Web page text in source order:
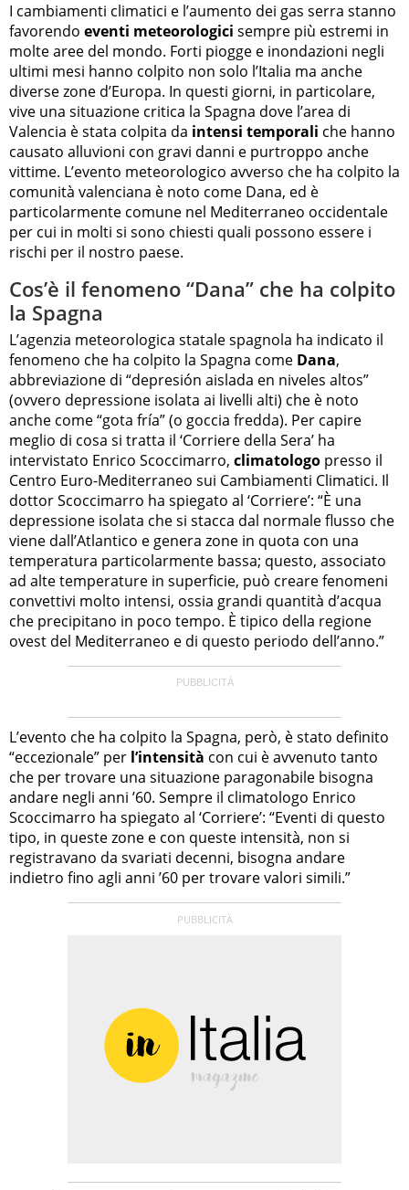
I cambiamenti climatici e l’aumento dei gas serra stanno
favorendo eventi meteorologici sempre più estremi in
molte aree del mondo. Forti piogge e inondazioni negli
ultimi mesi hanno colpito non solo l’Italia ma anche
diverse zone d’Europa. In questi giorni, in particolare,
vive una situazione critica la Spagna dove l’area di
Valencia è stata colpita da intensi temporali che hanno
causato alluvioni con gravi danni e purtroppo anche
vittime. L’evento meteorologico avverso che ha colpito la
comunità valenciana è noto come Dana, ed è
particolarmente comune nel Mediterraneo occidentale
per cui in molti si sono chiesti quali possono essere i
rischi per il nostro paese.
Cos’è il fenomeno “Dana” che ha colpito
la Spagna
L’agenzia meteorologica statale spagnola ha indicato il
fenomeno che ha colpito la Spagna come Dana,
abbreviazione di “depresión aislada en niveles altos”
(ovvero depressione isolata ai livelli alti) che è noto
anche come “gota fría” (o goccia fredda). Per capire
meglio di cosa si tratta il ‘Corriere della Sera’ ha
intervistato Enrico Scoccimarro, climatologo presso il
Centro Euro-Mediterraneo sui Cambiamenti Climatici. Il
dottor Scoccimarro ha spiegato al ‘Corriere’: “È una
depressione isolata che si stacca dal normale flusso che
viene dall’Atlantico e genera zone in quota con una
temperatura particolarmente bassa; questo, associato
ad alte temperature in superficie, può creare fenomeni
convettivi molto intensi, ossia grandi quantità d’acqua
che precipitano in poco tempo. È tipico della regione
ovest del Mediterraneo e di questo periodo dell’anno.”
L’evento che ha colpito la Spagna, però, è stato definito
“eccezionale” per l’intensità con cui è avvenuto tanto
che per trovare una situazione paragonabile bisogna
andare negli anni ’60. Sempre il climatologo Enrico
Scoccimarro ha spiegato al ‘Corriere’: “Eventi di questo
tipo, in queste zone e con queste intensità, non si
registravano da svariati decenni, bisogna andare
indietro fino agli anni ’60 per trovare valori simili.”